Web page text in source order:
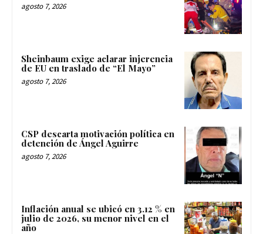
agosto 7, 2026
Sheinbaum exige aclarar injerencia
de EU en traslado de “El Mayo”
agosto 7, 2026
CSP descarta motivación política en
detención de Ángel Aguirre
agosto 7, 2026
Inflación anual se ubicó en 3.12 % en
julio de 2026, su menor nivel en el
año